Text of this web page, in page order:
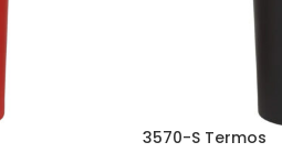
3570-S Termos